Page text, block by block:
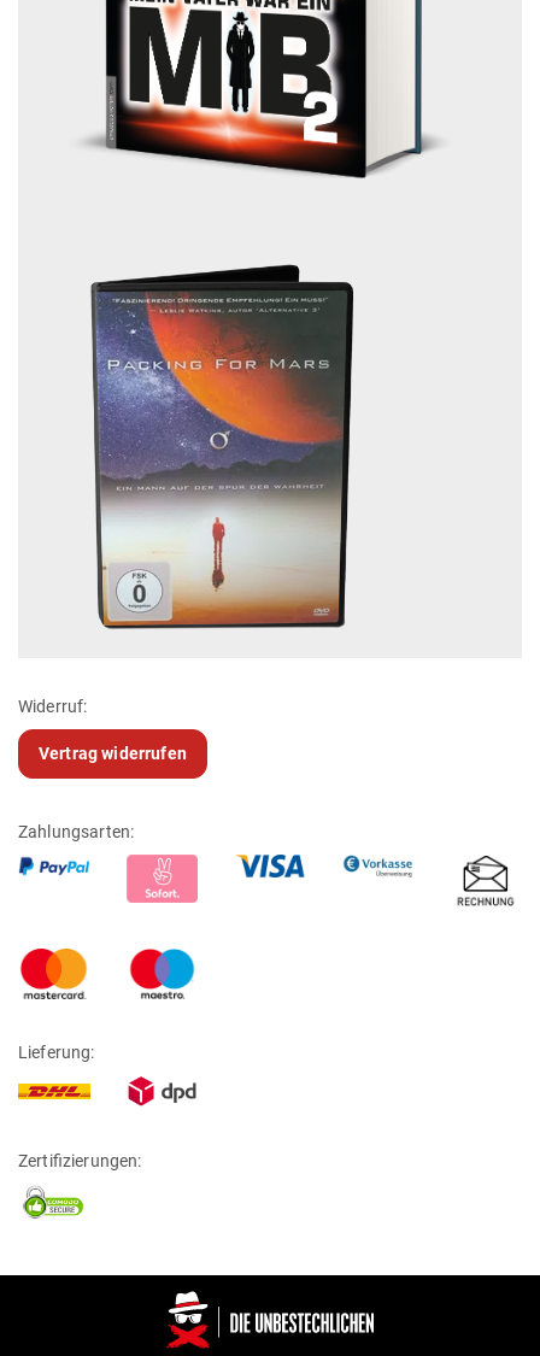
Widerruf:
Vertrag widerrufen
Zahlungsarten:
Lieferung:
Zertifizierungen: